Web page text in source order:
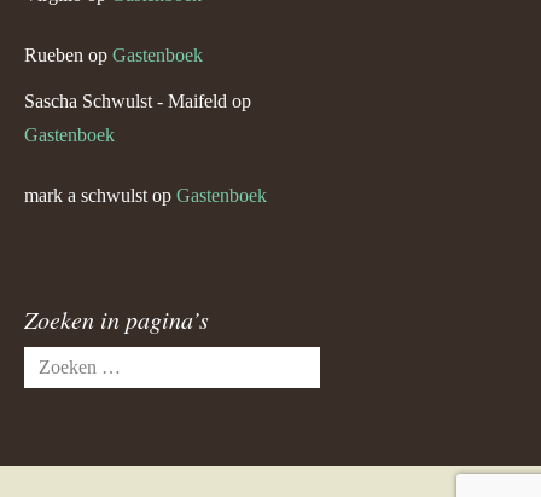
Rueben op Gastenboek
Sascha Schwulst - Maifeld op
Gastenboek
mark a schwulst op Gastenboek
Zoeken in pagina’s
Zoeken
naar: